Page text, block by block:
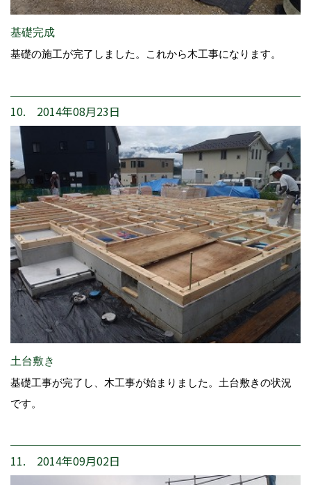
基礎完成
基礎の施工が完了しました。これから木工事になります。
10. 2014年08月23日
土台敷き
基礎工事が完了し、木工事が始まりました。土台敷きの状況
です。
11. 2014年09月02日